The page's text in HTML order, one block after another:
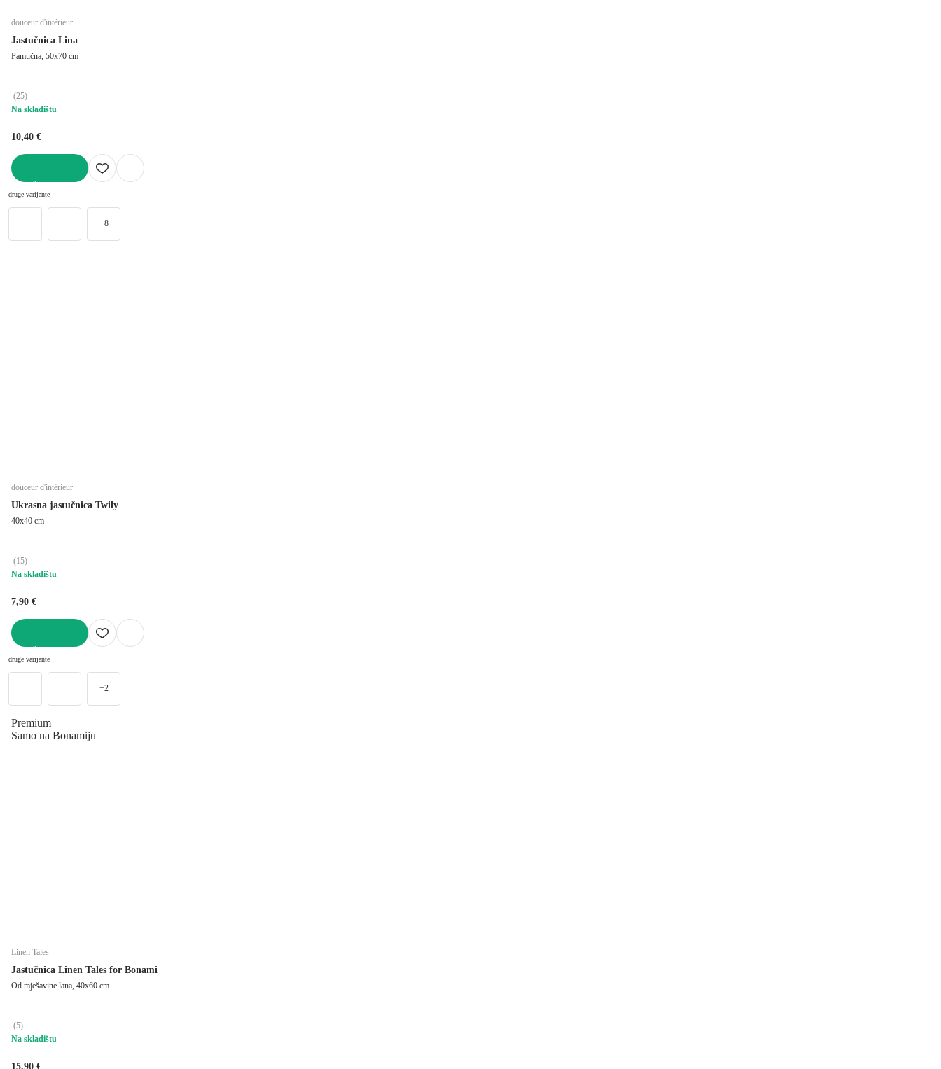
douceur d'intérieur
Jastučnica Lina
Pamučna, 50x70 cm
(25)
Na skladištu
10,40 €
druge varijante
+8
douceur d'intérieur
Ukrasna jastučnica Twily
40x40 cm
(15)
Na skladištu
7,90 €
druge varijante
+2
Premium
Samo na Bonamiju
Linen Tales
Jastučnica Linen Tales for Bonami
Od mješavine lana, 40x60 cm
(5)
Na skladištu
15,90 €